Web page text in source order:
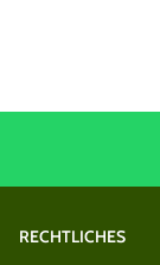
RECHTLICHES